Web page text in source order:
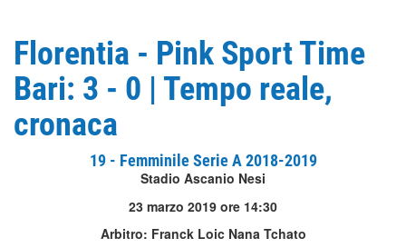
Florentia - Pink Sport Time
Bari: 3 - 0 | Tempo reale,
cronaca
19 - Femminile Serie A 2018-2019
Stadio Ascanio Nesi
23 marzo 2019 ore 14:30
Arbitro: Franck Loic Nana Tchato